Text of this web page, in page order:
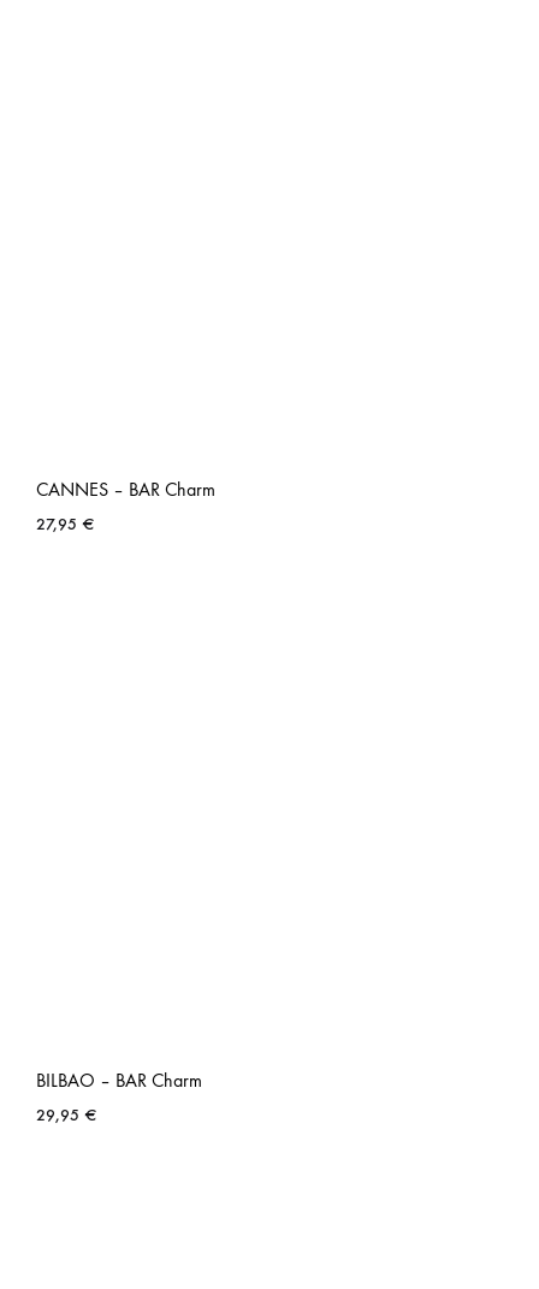
CANNES – BAR Charm
27,95 €
BILBAO – BAR Charm
29,95 €